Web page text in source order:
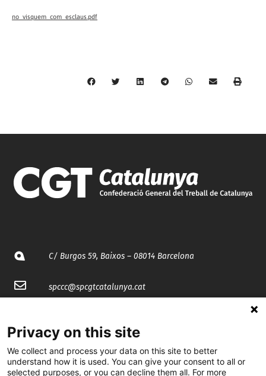
no_visquem_com_esclaus.pdf
C/ Burgos 59, Baixos – 08014 Barcelona
spccc@spcgtcatalunya.cat
@CGTCatalunya
Privacy on this site
We collect and process your data on this site to better
understand how it is used. You can give your consent to all or
selected purposes, or you can decline them all. For more